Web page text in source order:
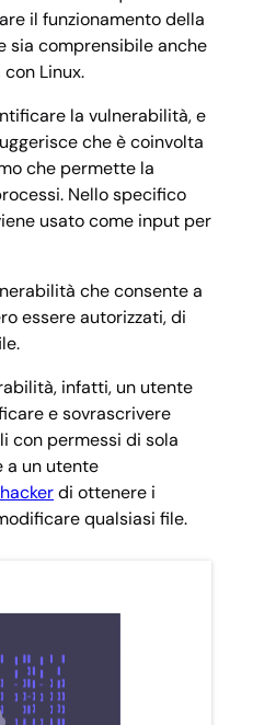
il funzionamento della
sia comprensibile anche
Linux.
la vulnerabilità, e
che è coinvolta
che permette la
Nello specifico
usato come input per
che consente a
essere autorizzati, di
infatti, un utente
e sovrascrivere
con permessi di sola
a un utente
hackerdi ottenere i
qualsiasi file.